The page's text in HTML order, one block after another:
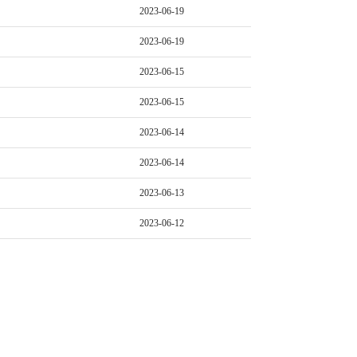
2023-06-19
2023-06-19
2023-06-15
2023-06-15
2023-06-14
2023-06-14
2023-06-13
2023-06-12